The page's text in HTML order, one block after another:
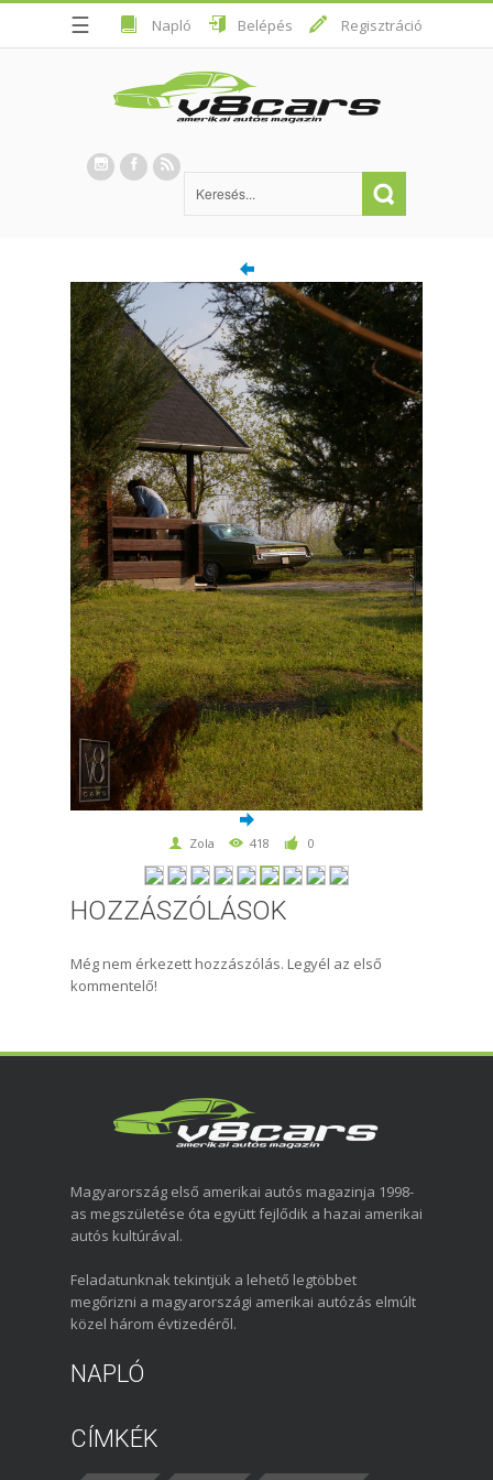
☰ Napló Belépés Regisztráció
Zola 418 0
HOZZÁSZÓLÁSOK
Még nem érkezett hozzászólás. Legyél az első
kommentelő!
Magyarország első amerikai autós magazinja 1998-
as megszületése óta együtt fejlődik a hazai amerikai
autós kultúrával.
Feladatunknak tekintjük a lehető legtöbbet
megőrizni a magyarországi amerikai autózás elmúlt
közel három évtizedéről.
NAPLÓ
CÍMKÉK